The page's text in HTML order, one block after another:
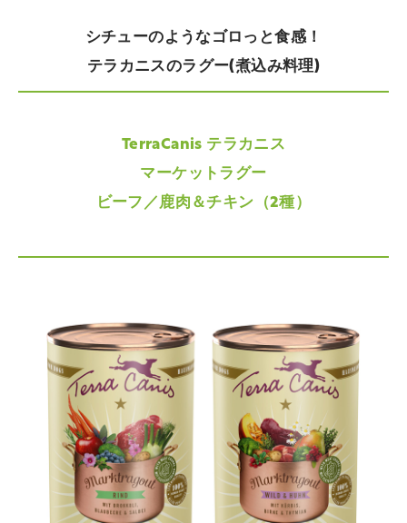
シチューのようなゴロっと食感！
テラカニスのラグー(煮込み料理)
TerraCanis テラカニス
マーケットラグー
ビーフ／鹿肉＆チキン（2種）